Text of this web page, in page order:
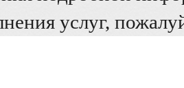
услуг,